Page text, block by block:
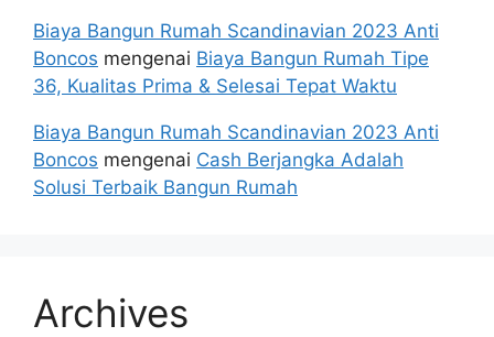
Biaya Bangun Rumah Scandinavian 2023 Anti
Boncos mengenai Biaya Bangun Rumah Tipe
36, Kualitas Prima & Selesai Tepat Waktu
Biaya Bangun Rumah Scandinavian 2023 Anti
Boncos mengenai Cash Berjangka Adalah
Solusi Terbaik Bangun Rumah
Archives